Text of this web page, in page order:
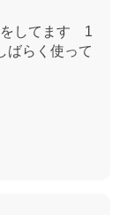
をしてます 1
らく使って